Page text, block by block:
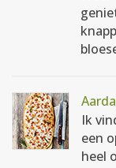
Ik
een
heel